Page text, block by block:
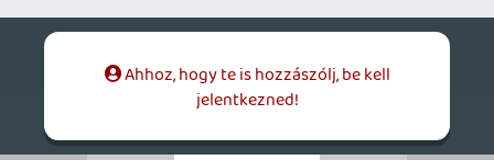
Necroman Mk2 2014.11.06 19:47:49 #07gv4
Amúgy, bár magától az alapötlettől én is